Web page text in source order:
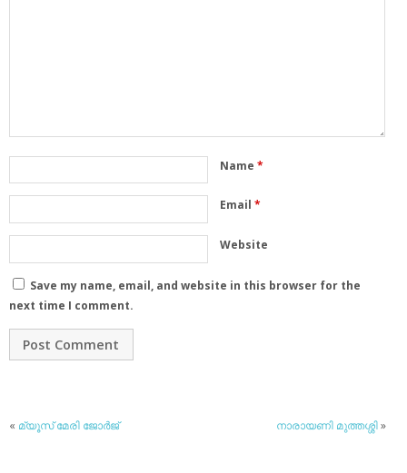
Name *
Email *
Website
Save my name, email, and website in this browser for the
next time I comment.
« മ്യൂസ് മേരി ജോര്‍ജ് നാരായണി മുത്തശ്ശി»